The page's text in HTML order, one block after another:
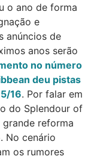
o ano de forma
e
anúncios de
anos serão
no número
deu pistas
16. Por falar em
do Splendour of
reforma
No cenário
os rumores